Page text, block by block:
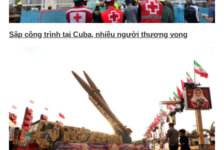
Sập công trình tại Cuba, nhiều người thương vong